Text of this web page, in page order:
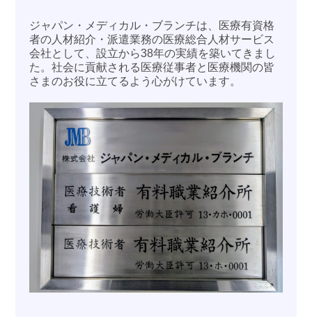
ジャパン・メディカル・ブランチは、医療有資格
者の人材紹介・派遣業務の医療総合人材サービス
会社として、設立から38年の実績を築いてきまし
た。社会に貢献される医療従事者と医療機関の皆
さまのお役に立てるよう心がけています。